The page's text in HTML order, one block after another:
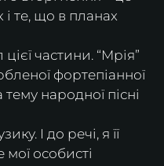
те, що в планах
частини. “Мрія”
фортепіанної
народної пісні
І до речі, я її
мої особисті